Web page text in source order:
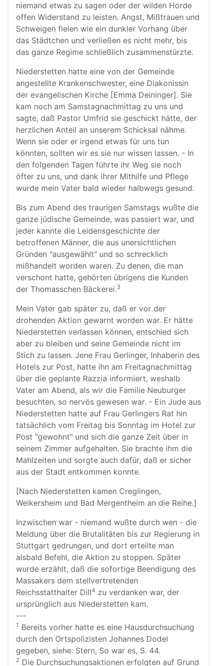
niemand etwas zu sagen oder der wilden Horde
offen Widerstand zu leisten. Angst, Mißtrauen und
Schweigen fielen wie ein dunkler Vorhang über
das Städtchen und verließen es nicht mehr, bis
das ganze Regime schließlich zusammenstürzte.
Niederstetten hatte eine von der Gemeinde
angestellte Krankenschwester, eine Diakonissin
der evangelischen Kirche [Emma Deininger]. Sie
kam noch am Samstagnachmittag zu uns und
sagte, daß Pastor Umfrid sie geschickt hätte, der
herzlichen Anteil an unserem Schicksal nähme.
Wenn sie oder er irgend etwas für uns tun
könnten, sollten wir es sie nur wissen lassen. - In
den folgenden Tagen führte ihr Weg sie noch
öfter zu uns, und dank ihrer Mithilfe und Pflege
wurde mein Vater bald wieder halbwegs gesund.
Bis zum Abend des traurigen Samstags wußte die
ganze jüdische Gemeinde, was passiert war, und
jeder kannte die Leidensgeschichte der
betroffenen Männer, die aus unersichtlichen
Gründen "ausgewählt" und so schrecklich
mißhandelt worden waren. Zu denen, die man
verschont hatte, gehörten übrigens die Kunden
der Thomasschen Bäckerei.3
Mein Vater gab später zu, daß er vor der
drohenden Aktion gewarnt worden war. Er hätte
Niederstetten verlassen können, entschied sich
aber zu bleiben und seine Gemeinde nicht im
Stich zu lassen. Jene Frau Gerlinger, Inhaberin des
Hotels zur Post, hatte ihn am Freitagnachmittag
über die geplante Razzia informiert, weshalb
Vater am Abend, als wir die Familie Neuburger
besuchten, so nervös gewesen war. - Ein Jude aus
Niederstetten hatte auf Frau Gerlingers Rat hin
tatsächlich vom Freitag bis Sonntag im Hotel zur
Post "gewohnt" und sich die ganze Zeit über in
seinem Zimmer aufgehalten. Sie brachte ihm die
Mahlzeiten und sorgte auch dafür, daß er sicher
aus der Stadt entkommen konnte.
[Nach Niederstetten kamen Creglingen,
Weikersheim und Bad Mergentheim an die Reihe.]
Inzwischen war - niemand wußte durch wen - die
Meldung über die Brutalitäten bis zur Regierung in
Stuttgart gedrungen, und dort erteilte man
alsbald Befehl, die Aktion zu stoppen. Später
wurde erzählt, daß die sofortige Beendigung des
Massakers dem stellvertretenden
Reichsstatthalter Dill4 zu verdanken war, der
ursprünglich aus Niederstetten kam.
---
1 Bereits vorher hatte es eine Hausdurchsuchung
durch den Ortspolizisten Johannes Dodel
gegeben, siehe: Stern, So war es, S. 44.
2 Die Durchsuchungsaktionen erfolgten auf Grund